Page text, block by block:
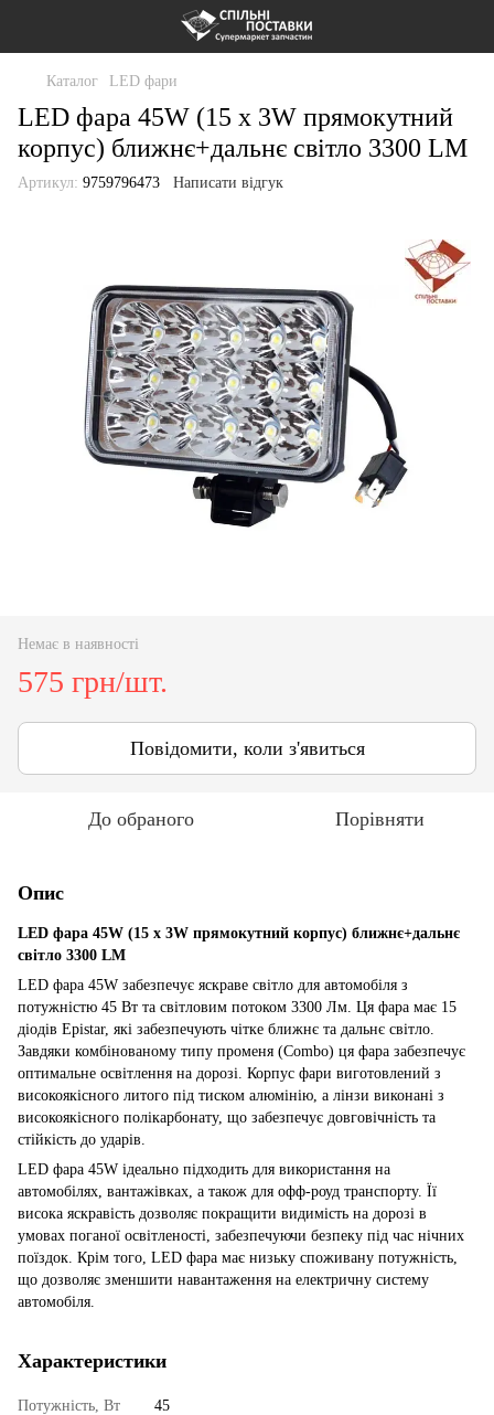
Каталог LED фари
LED фара 45W (15 x 3W прямокутний
корпус) ближнє+дальнє світло 3300 LM
Артикул: 9759796473 Написати відгук
Немає в наявності
575 грн/шт.
Повідомити, коли з'явиться
До обраного Порівняти
Опис
LED фара 45W (15 x 3W прямокутний корпус) ближнє+дальнє
світло 3300 LM
LED фара 45W забезпечує яскраве світло для автомобіля з
потужністю 45 Вт та світловим потоком 3300 Лм. Ця фара має 15
діодів Epistar, які забезпечують чітке ближнє та дальнє світло.
Завдяки комбінованому типу променя (Combo) ця фара забезпечує
оптимальне освітлення на дорозі. Корпус фари виготовлений з
високоякісного литого під тиском алюмінію, а лінзи виконані з
високоякісного полікарбонату, що забезпечує довговічність та
стійкість до ударів.
LED фара 45W ідеально підходить для використання на
автомобілях, вантажівках, а також для офф-роуд транспорту. Її
висока яскравість дозволяє покращити видимість на дорозі в
умовах поганої освітленості, забезпечуючи безпеку під час нічних
поїздок. Крім того, LED фара має низьку споживану потужність,
що дозволяє зменшити навантаження на електричну систему
автомобіля.
Характеристики
Потужність, Вт
45